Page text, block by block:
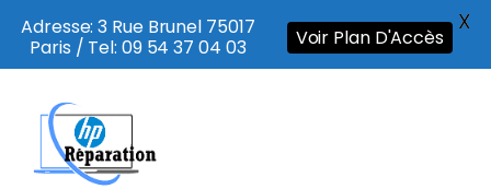
contenu
Adresse: 3 Rue Brunel 75017
Paris / Tel: 09 54 37 04 03
Voir Plan D'Accès
X